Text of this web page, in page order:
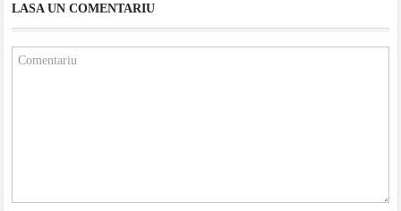
LASA UN COMENTARIU